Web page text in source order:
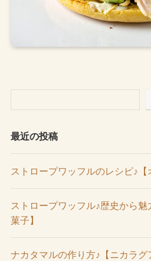
最近の投稿
ストロープワッフルのレシピ♪【
ストロープワッフル♪歴史から
菓子】
ナカタマルの作り方♪【ニカラグ